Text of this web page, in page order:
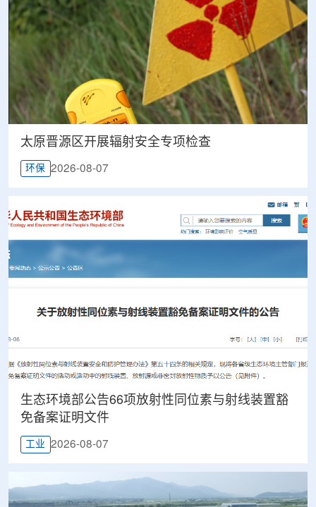
太原晋源区开展辐射安全专项检查
环保 2026-08-07
生态环境部公告66项放射性同位素与射线装置豁
免备案证明文件
工业 2026-08-07